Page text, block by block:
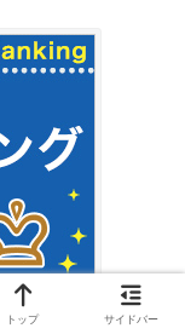
トップ サイドバー